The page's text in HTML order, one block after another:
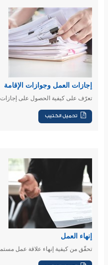
إجازات العمل وجوازات الإقامة
تعرّف على كيفية الحصول على إجازات
إنهاء العمل
تحقّق من كيفية إنهاء علاقة عمل